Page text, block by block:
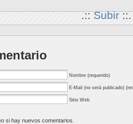
.::Subir::.
Nombre (requerido)
E-Mail (no será publicado)
Sitio Web
si hay nuevos comentarios.